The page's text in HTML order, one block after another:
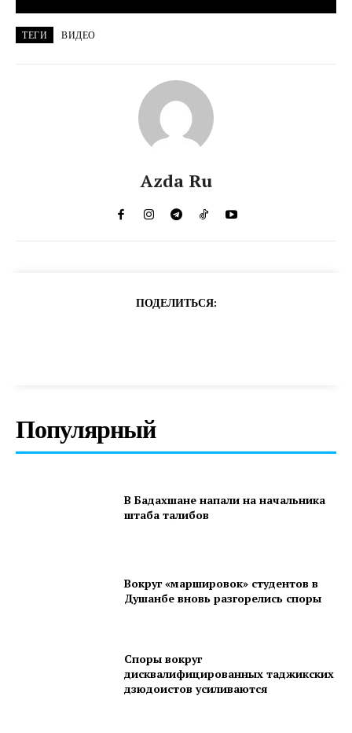
ТЕГИ ВИДЕО
Azda Ru
ПОДЕЛИТЬСЯ:
Популярный
В Бадахшане напали на начальника
штаба талибов
Вокруг «маршировок» студентов в
Душанбе вновь разгорелись споры
Споры вокруг
дисквалифицированных таджикских
дзюдоистов усиливаются